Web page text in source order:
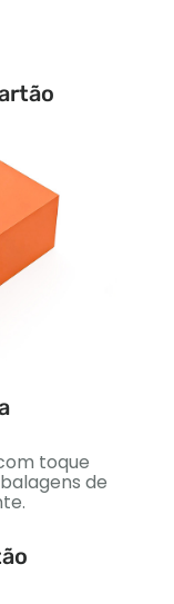
toque
de